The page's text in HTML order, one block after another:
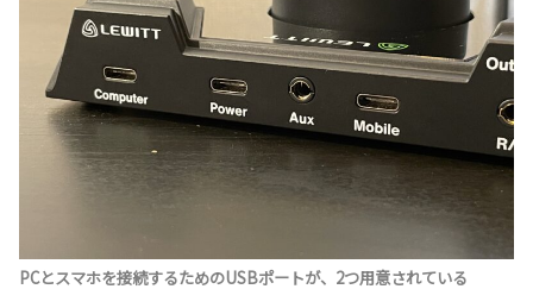
PCとスマホを接続するためのUSBポートが、2つ用意されている